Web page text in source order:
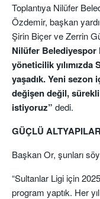
Toplantıya Nilüfer
Özdemir, başkan
Şirin Biçer ve Zerrin
Nilüfer Belediyespor
yöneticilik
yaşadık. Yeni sezon
değişen değil,
istiyoruz” dedi.
GÜÇLÜ
Başkan Or, şunları
“Sultanlar Ligi için
program yaptık. Her